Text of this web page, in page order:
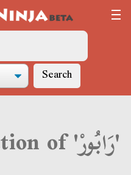
Search
Derja translation of 'رَابُورْ'